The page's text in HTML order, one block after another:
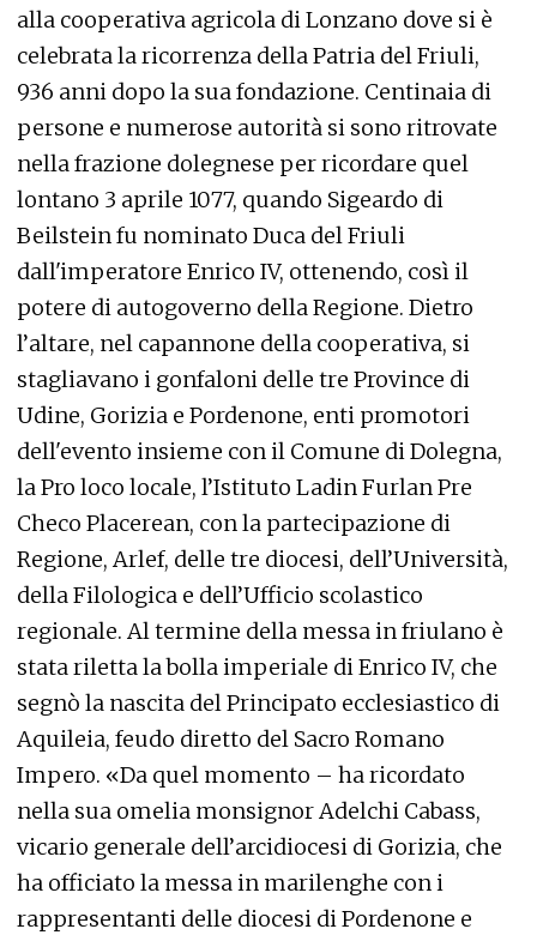
alla cooperativa agricola di Lonzano dove si è
celebrata la ricorrenza della Patria del Friuli,
936 anni dopo la sua fondazione. Centinaia di
persone e numerose autorità si sono ritrovate
nella frazione dolegnese per ricordare quel
lontano 3 aprile 1077, quando Sigeardo di
Beilstein fu nominato Duca del Friuli
dall'imperatore Enrico IV, ottenendo, così il
potere di autogoverno della Regione. Dietro
l’altare, nel capannone della cooperativa, si
stagliavano i gonfaloni delle tre Province di
Udine, Gorizia e Pordenone, enti promotori
dell'evento insieme con il Comune di Dolegna,
la Pro loco locale, l’Istituto Ladin Furlan Pre
Checo Placerean, con la partecipazione di
Regione, Arlef, delle tre diocesi, dell’Università,
della Filologica e dell’Ufficio scolastico
regionale. Al termine della messa in friulano è
stata riletta la bolla imperiale di Enrico IV, che
segnò la nascita del Principato ecclesiastico di
Aquileia, feudo diretto del Sacro Romano
Impero. «Da quel momento – ha ricordato
nella sua omelia monsignor Adelchi Cabass,
vicario generale dell’arcidiocesi di Gorizia, che
ha officiato la messa in marilenghe con i
rappresentanti delle diocesi di Pordenone e